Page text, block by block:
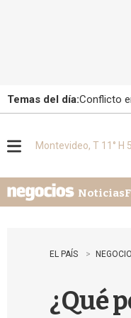
Temas del día:Conflicto
u
Montevideo, T 11° H
Noticias
EL PAÍS
¿Qué